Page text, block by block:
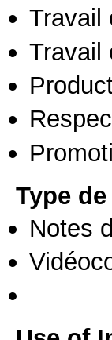
Travail
Travail
Type
Notes